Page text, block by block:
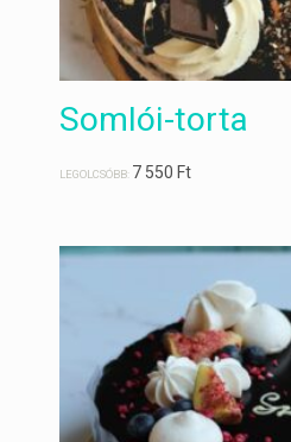
Somlói-torta
LEGOLCSÓBB: 7 550Ft